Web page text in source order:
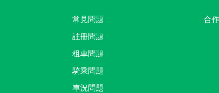
常見問題
註冊問題
租車問題
騎乘問題
車況問題
合